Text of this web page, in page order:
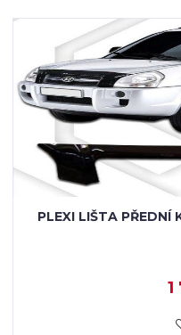
PLEXI LIŠTA PŘEDNÍ
1